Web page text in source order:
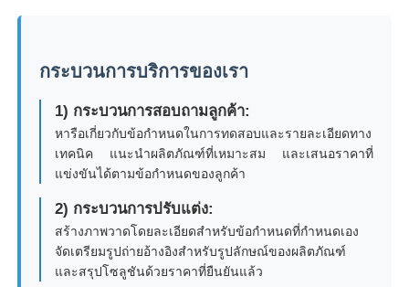
กระบวนการบริการของเรา
1) กระบวนการสอบถามลูกค้า:
หารือเกี่ยวกับข้อกำหนดในการทดสอบและรายละเอียดทาง
เทคนิค แนะนำผลิตภัณฑ์ที่เหมาะสม และเสนอราคาที่
แข่งขันได้ตามข้อกำหนดของลูกค้า
2) กระบวนการปรับแต่ง:
สร้างภาพวาดโดยละเอียดสำหรับข้อกำหนดที่กำหนดเอง
จัดเตรียมรูปถ่ายอ้างอิงสำหรับรูปลักษณ์ของผลิตภัณฑ์
และสรุปโซลูชันด้วยราคาที่ยืนยันแล้ว